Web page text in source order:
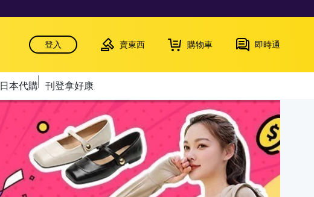
登入 賣東西 購物車 即時通
日本代購 刊登拿好康
關閉